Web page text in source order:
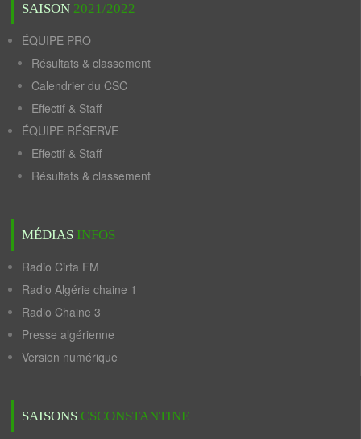
SAISON 2021/2022
ÉQUIPE PRO
Résultats & classement
Calendrier du CSC
Effectif & Staff
ÉQUIPE RÉSERVE
Effectif & Staff
Résultats & classement
MÉDIAS INFOS
Radio Cirta FM
Radio Algérie chaine 1
Radio Chaine 3
Presse algérienne
Version numérique
SAISONS CSCONSTANTINE